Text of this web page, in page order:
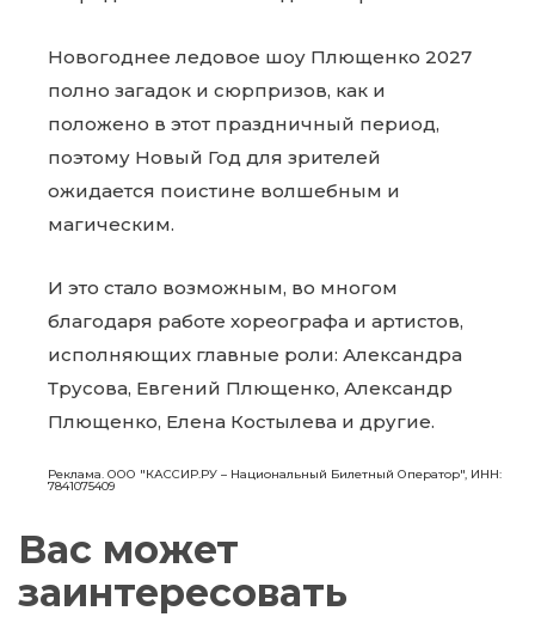
Новогоднее ледовое шоу Плющенко 2027
полно загадок и сюрпризов, как и
положено в этот праздничный период,
поэтому Новый Год для зрителей
ожидается поистине волшебным и
магическим.
И это стало возможным, во многом
благодаря работе хореографа и артистов,
исполняющих главные роли: Александра
Трусова, Евгений Плющенко, Александр
Плющенко, Елена Костылева и другие.
Реклама. ООО "КАССИР.РУ – Национальный Билетный Оператор", ИНН:
7841075409
Вас может
заинтересовать